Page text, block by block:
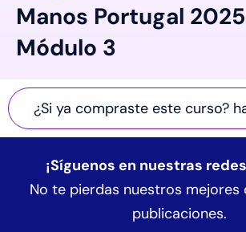
Manos Portugal
Módulo 3
¿Si ya compraste este curso?
¡Síguenos en nuestras
No te pierdas nuestros mejores
publicaciones.